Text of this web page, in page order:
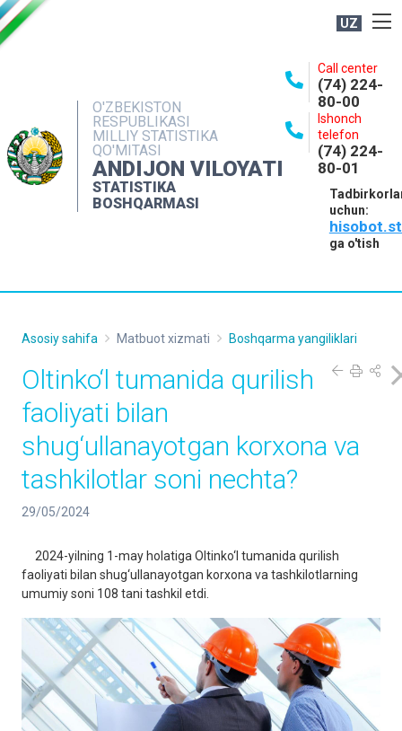
UZ
O'ZBEKISTON
RESPUBLIKASI
MILLIY STATISTIKA
QO'MITASI
ANDIJON VILOYATI
STATISTIKA
BOSHQARMASI
Call center
(74) 224-
80-00
Ishonch
telefon
(74) 224-
80-01
uchun:
ga o'tish
NASHRLAR
INTERAKTIV XIZMATLAR
MATBUOT XIZMATI
MUROJAATLAR
Asosiy sahifa Matbuot xizmati Boshqarma yangiliklari
Oltinko‘l tumanida qurilish
faoliyati bilan
shug‘ullanayotgan korxona va
tashkilotlar soni nechta?
29/05/2024
2024-yilning 1-may holatiga Oltinko‘l tumanida qurilish
faoliyati bilan shug‘ullanayotgan korxona va tashkilotlarning
umumiy soni 108 tani tashkil etdi.